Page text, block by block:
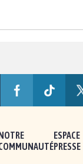
NOTRE
ESPACE
PRESSE